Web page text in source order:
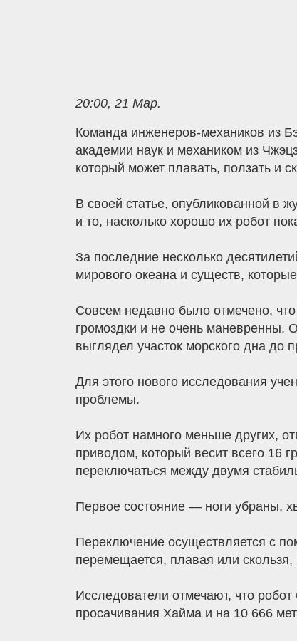
20:00, 21 Мар.
Команда инженеров-механиков из
академии наук и механиком из
который может плавать, ползать и
В своей статье, опубликованной в
и то, насколько хорошо их робот
За последние несколько
мирового океана и существ,
Совсем недавно было отмечено,
громоздки и не очень маневренны.
выглядел участок морского дна до
Для этого нового исследования
проблемы.
Их робот намного меньше других,
приводом, который весит всего
переключаться между двумя
Первое состояние — ноги убраны,
Переключение осуществляется с
перемещается, плавая или
Исследователи отмечают, что
просачивания Хайма и на 10 666